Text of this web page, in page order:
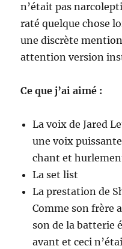
n’était pas
raté quelque chose
une discrète
attention version
Ce que j’ai aimé :
La voix de Jared
une voix
chant et
La set list
La prestation de
Comme son frère
son de la batterie
avant et ceci